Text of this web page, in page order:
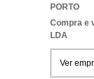
PORTO
Compra e
LDA
Ver